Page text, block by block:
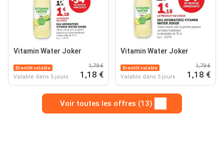
Vitamin Water Joker
Bientôt valable
Valable dans 5 jours
1,79 €
1,18 €
Vitamin Water Joker
Bientôt valable
Valable dans 5 jours
1,79 €
1,18 €
Voir toutes les offres (13)